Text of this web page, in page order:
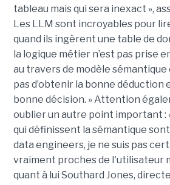
tableau mais qui sera inexact »,
Les LLM sont incroyables pour
quand ils ingèrent une table de
la logique métier n’est pas prise
au travers de modèle sémantique
pas d’obtenir la bonne déduction
bonne décision. » Attention
oublier un autre point important :
qui définissent la sémantique
data engineers, je ne suis pas
vraiment proches de l'utilisateur
quant à lui Southard Jones,